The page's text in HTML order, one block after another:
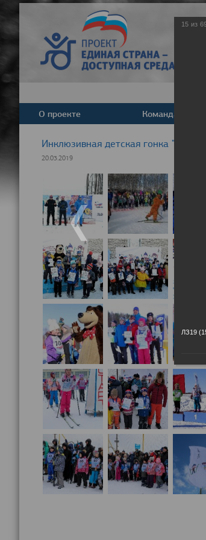
О проекте Команда
Инклюзивная детская гонка "Лыжня
20.03.2019
15 из
ЛЗ19